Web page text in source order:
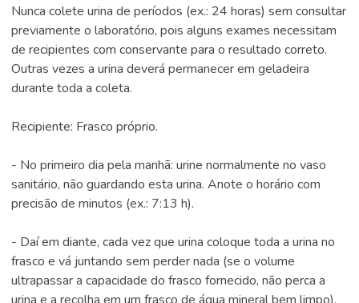
Nunca colete urina de períodos (ex.: 24 horas) sem consultar
previamente o laboratório, pois alguns exames necessitam
de recipientes com conservante para o resultado correto.
Outras vezes a urina deverá permanecer em geladeira
durante toda a coleta.
Recipiente: Frasco próprio.
- No primeiro dia pela manhã: urine normalmente no vaso
sanitário, não guardando esta urina. Anote o horário com
precisão de minutos (ex.: 7:13 h).
- Daí em diante, cada vez que urina coloque toda a urina no
frasco e vá juntando sem perder nada (se o volume
ultrapassar a capacidade do frasco fornecido, não perca a